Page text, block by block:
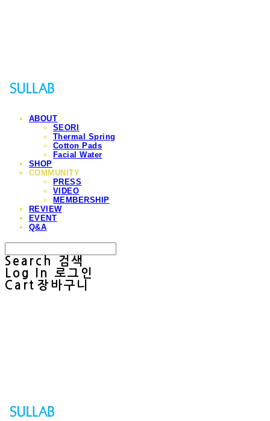
ABOUT
SEORI
Thermal Spring
Cotton Pads
Facial Water
SHOP
COMMUNITY
PRESS
VIDEO
MEMBERSHIP
REVIEW
EVENT
Q&A
Search
검색
Log In
로그인
Cart 장바구니